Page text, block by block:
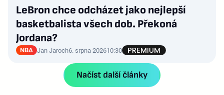
LeBron chce odcházet jako nejlepší
basketbalista všech dob. Překoná
Jordana?
NBA Jan Jaroch6. srpna 202610:30
Načíst další články